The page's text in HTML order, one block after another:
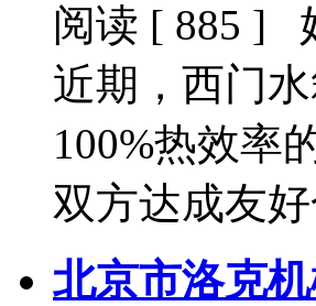
阅读 [ 885 ]
近期，西门
100%热效率
双方达成友
北京市洛克机